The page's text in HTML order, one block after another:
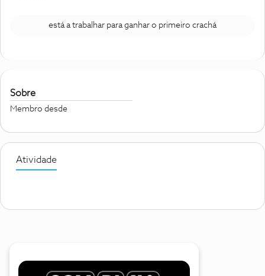
está a trabalhar para ganhar o primeiro crachá
Sobre
Membro desde
Atividade